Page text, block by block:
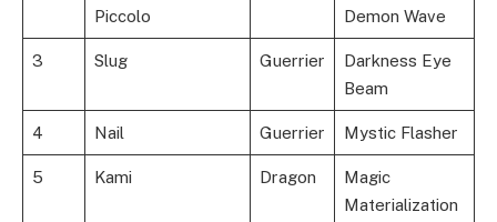
Piccolo
Demon Wave
3 Slug Guerrier
Darkness Eye
Beam
4 Nail Guerrier Mystic Flasher
5 Kami Dragon
Magic
Materialization